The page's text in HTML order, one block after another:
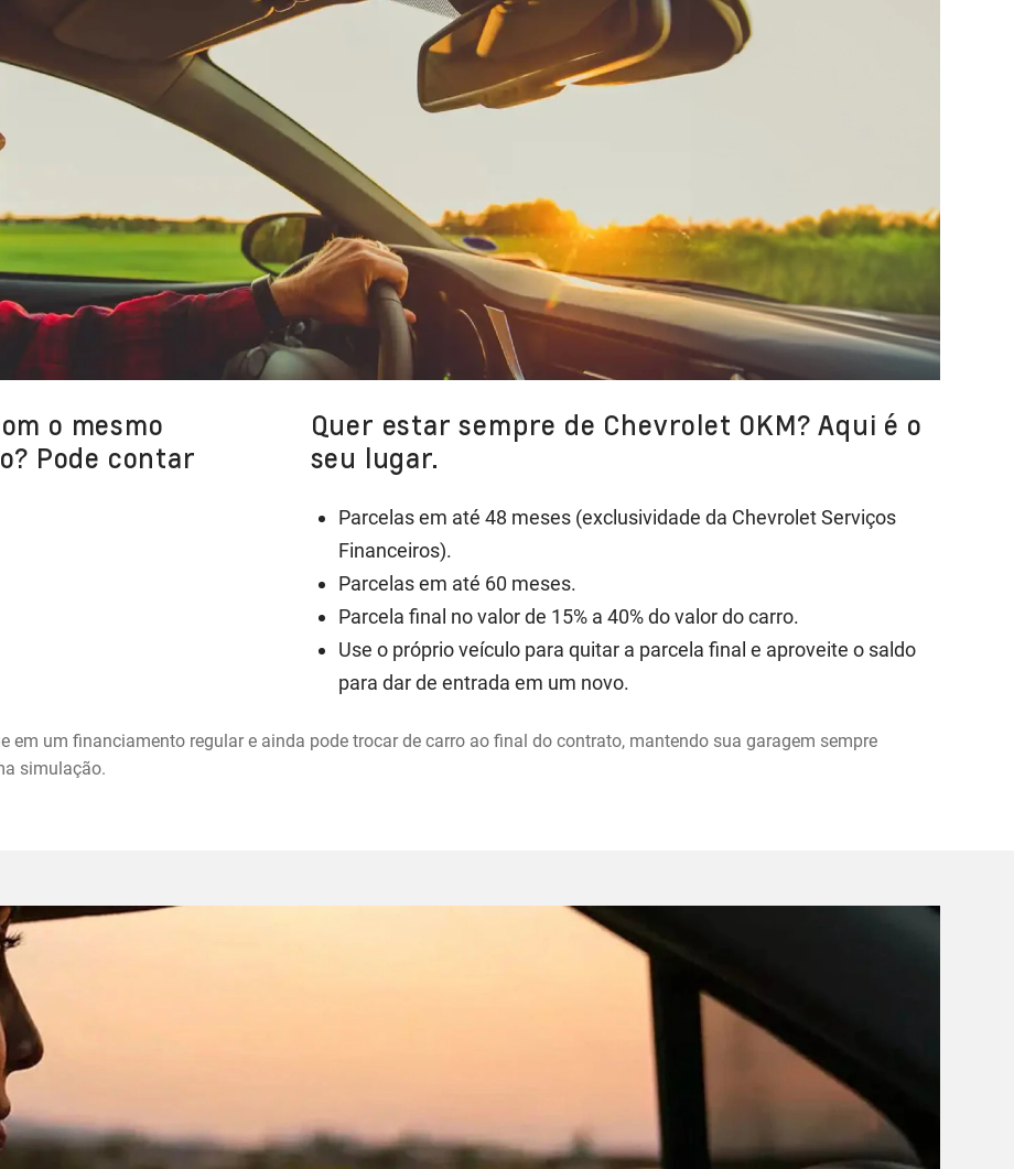
o mesmo
Pode contar
Quer estar sempre de Chevrolet 0KM? Aqui é o
seu lugar.
Parcelas em até 48 meses (exclusividade da Chevrolet Serviços
Financeiros).
Parcelas em até 60 meses.
Parcela final no valor de 15% a 40% do valor do carro.
Use o próprio veículo para quitar a parcela final e aproveite o saldo
para dar de entrada em um novo.
em um financiamento regular e ainda pode trocar de carro ao final do contrato, mantendo sua garagem sempre
simulação.